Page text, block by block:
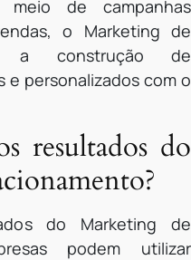
meio de campanhas
o Marketing de
a construção de
e personalizados com o
resultados do
do Marketing de
podem utilizar